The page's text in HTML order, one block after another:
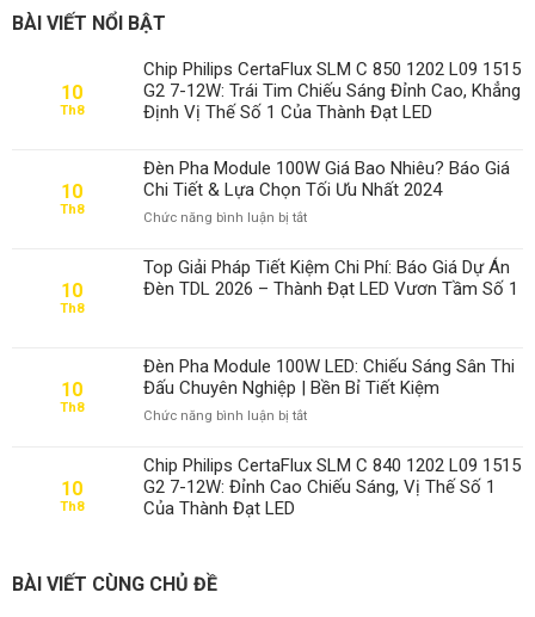
BÀI VIẾT NỔI BẬT
10
Th8
Chip Philips CertaFlux SLM C 850 1202 L09 1515
G2 7-12W: Trái Tim Chiếu Sáng Đỉnh Cao, Khẳng
Định Vị Thế Số 1 Của Thành Đạt LED
10
Th8
Đèn Pha Module 100W Giá Bao Nhiêu? Báo Giá
Chi Tiết & Lựa Chọn Tối Ưu Nhất 2024
Chức năng bình luận bị tắtở
Pha
Module
100W
Nhiêu?
Báo
Giá
Chi
&
Lựa
10
Th8
Top Giải Pháp Tiết Kiệm Chi Phí: Báo Giá Dự Án
Đèn TDL 2026 – Thành Đạt LED Vươn Tầm Số 1
10
Th8
Đèn Pha Module 100W LED: Chiếu Sáng Sân Thi
Đấu Chuyên Nghiệp | Bền Bỉ Tiết Kiệm
Chức năng bình luận bị tắtở
Pha
Module
100W
10
Th8
Chip Philips CertaFlux SLM C 840 1202 L09 1515
G2 7-12W: Đỉnh Cao Chiếu Sáng, Vị Thế Số 1
Của Thành Đạt LED
BÀI VIẾT CÙNG CHỦ ĐỀ